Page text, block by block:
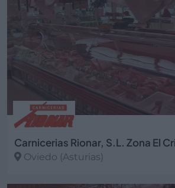
Carnicerias Rionar, S.L. Zona El
Oviedo (Asturias)
Ver más